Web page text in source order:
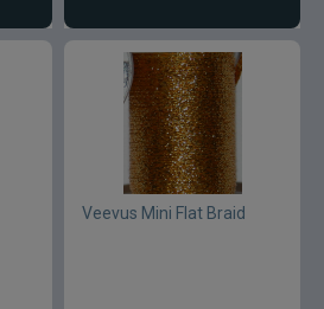
Veevus Mini Flat Braid